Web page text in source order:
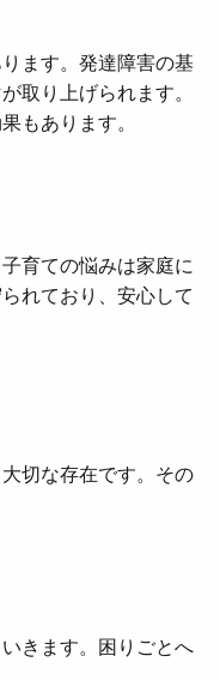
ます。発達障害の基
取り上げられます。
もあります。
育ての悩みは家庭に
れており、安心して
切な存在です。その
きます。困りごとへ